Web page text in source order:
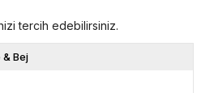
tercih edebilirsiniz.
Bej